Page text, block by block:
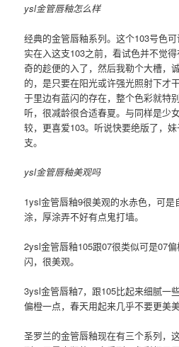
ysl金管唇釉怎么样
经典的金管唇釉系列。这个103号色
实在入这支103之前，看试色并不觉
奇的趁便的入了，然后我勒个大槽，
的，是只要在阳光或许强光照射下才
于里边有蓝闪的存在，整个色彩就特
听，很减龄很合适春夏。与同样是少
较，更喜爱103。听说快要绝版了，
支。
ysl金管唇釉美观吗
1ysl金管唇釉9很美观的水赤色，可
涂，厚涂弄不好有点鬼打墙。
2ysl金管唇釉105跟07很类似可是07
闪，很美观。
3ysl金管唇釉7，跟105比起来细腻一
偏橙一点，春天用起来几乎不要更美美
圣罗兰的金管唇釉现在有三个系列，